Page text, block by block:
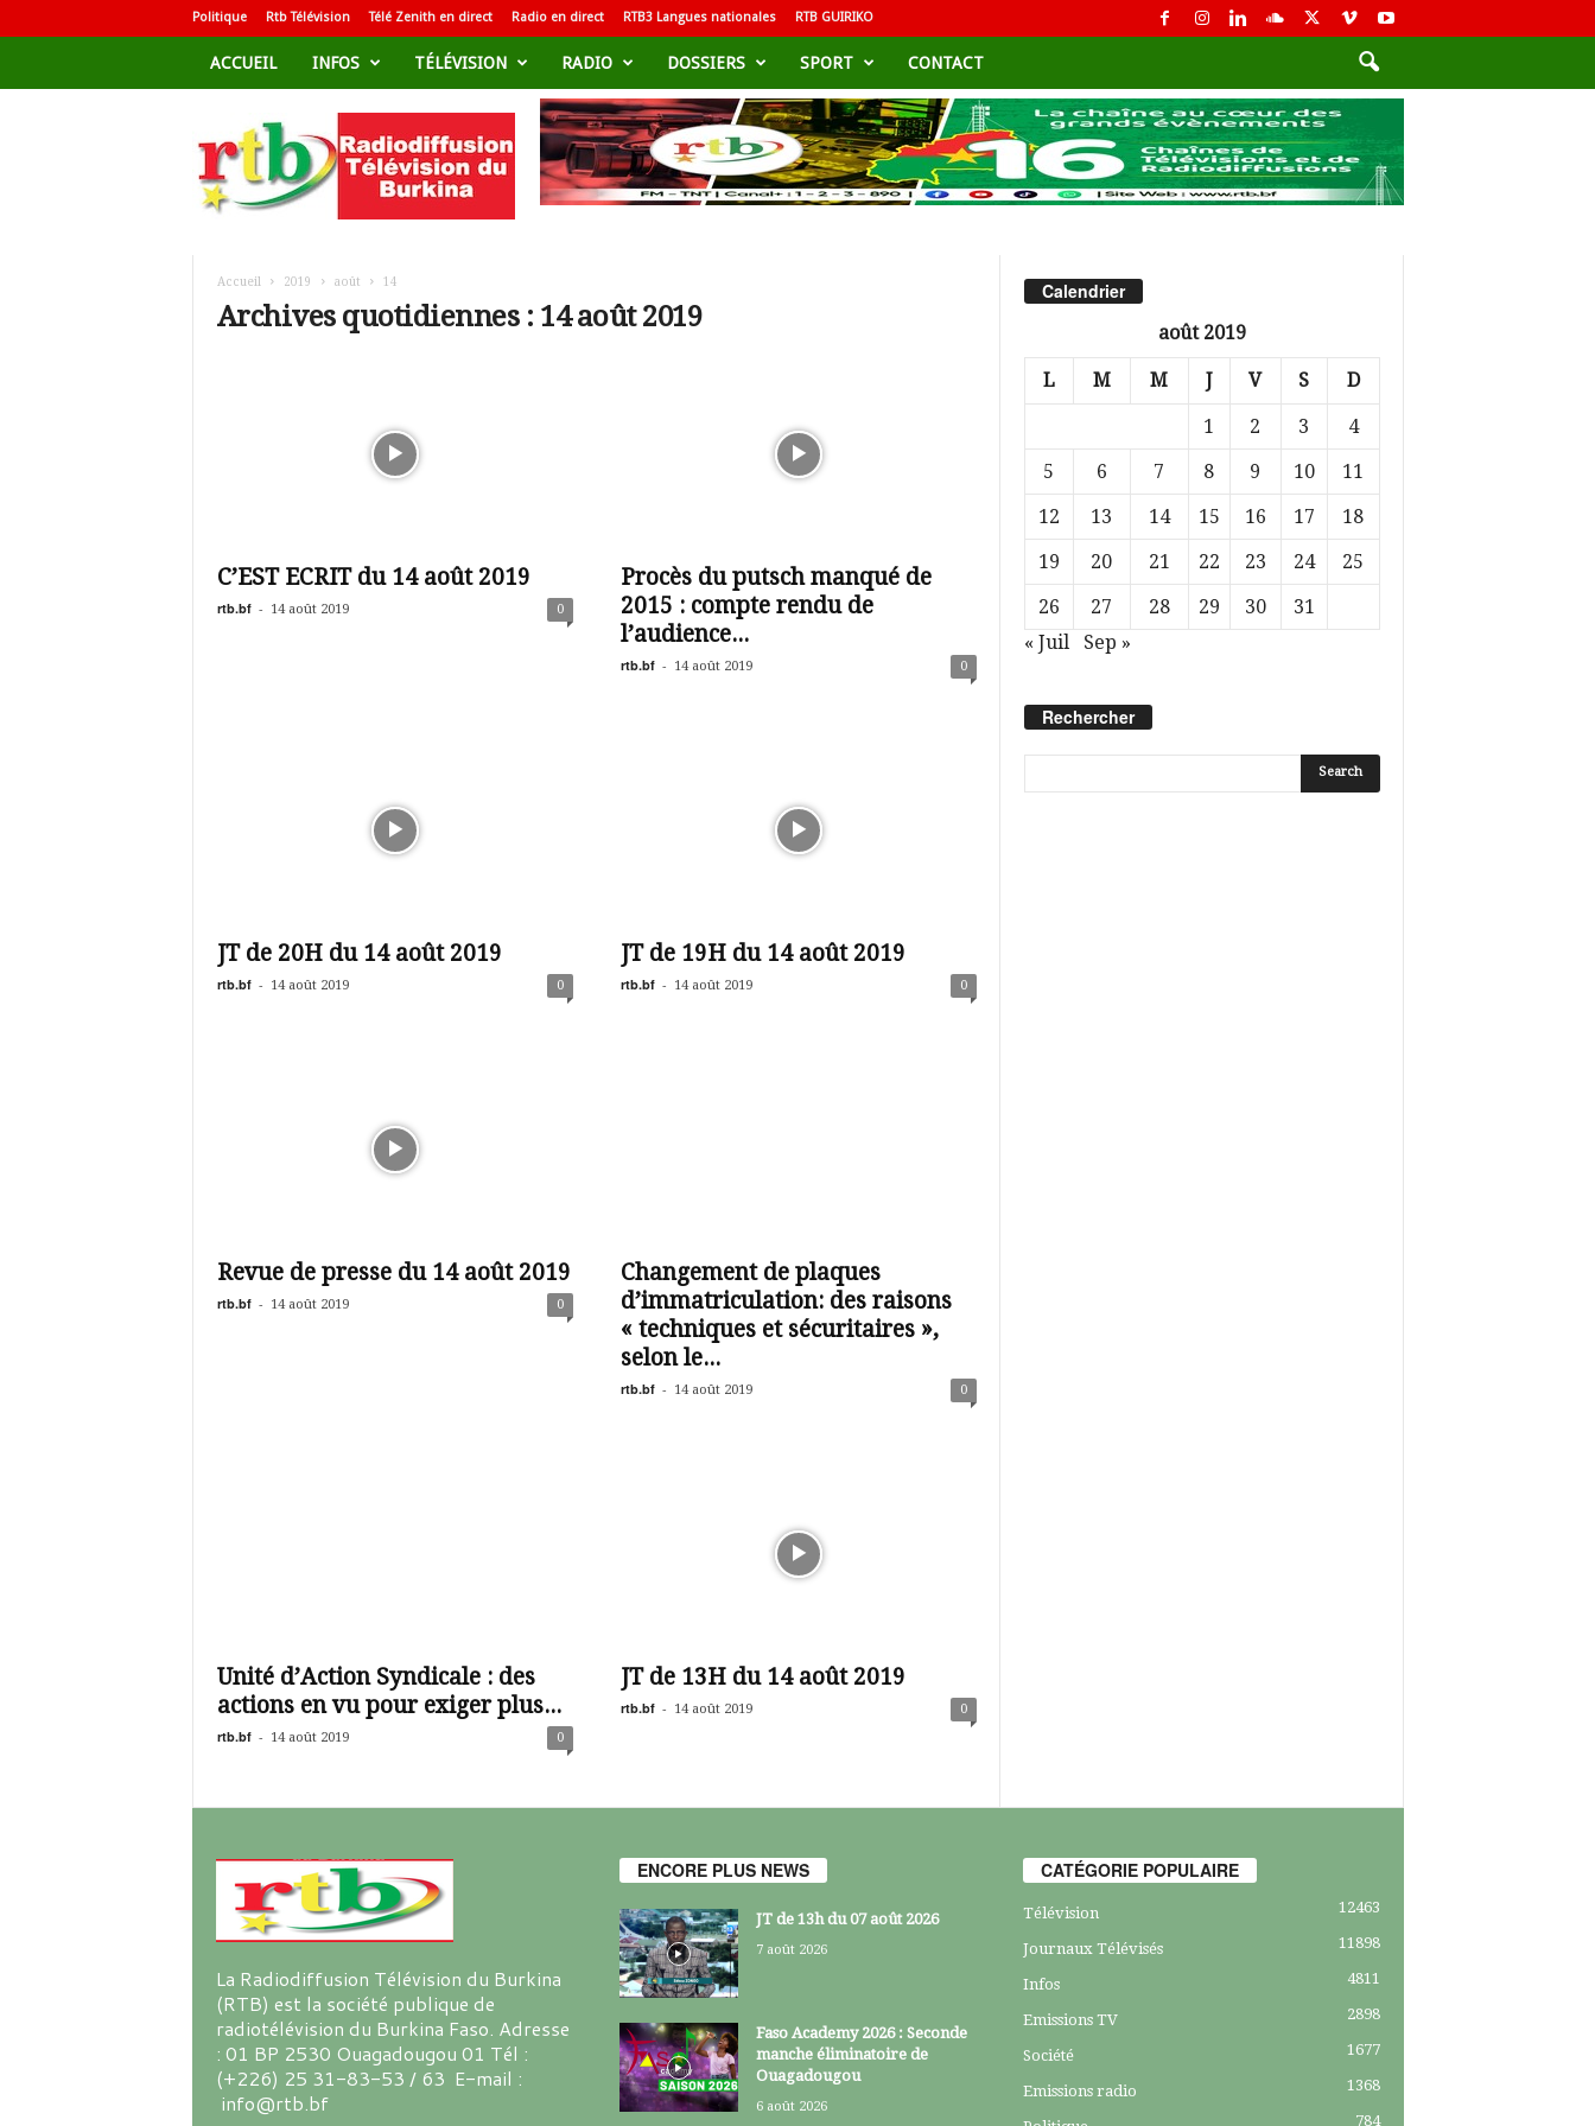
Politique Rtb Télévision Télé Zenith en direct Radio en direct RTB3 Langues nationales RTB GUIRIKO
ACCUEIL INFOS TÉLÉVISION RADIO DOSSIERS SPORT CONTACT
d
i
Accueil 2019 août 14
Archives quotidiennes : 14 août 2019
C’EST ECRIT du 14 août 2019
rtb.bf - 14 août 2019 0
Procès du putsch manqué de
2015 : compte rendu de
l’audience...
rtb.bf - 14 août 2019 0
JT de 20H du 14 août 2019
rtb.bf - 14 août 2019 0
JT de 19H du 14 août 2019
rtb.bf - 14 août 2019 0
Revue de presse du 14 août 2019
rtb.bf - 14 août 2019 0
Changement de plaques
d’immatriculation: des raisons
« techniques et sécuritaires »,
selon le...
rtb.bf - 14 août 2019 0
Unité d’Action Syndicale : des
actions en vu pour exiger plus...
rtb.bf - 14 août 2019 0
JT de 13H du 14 août 2019
rtb.bf - 14 août 2019 0
Calendrier
août 2019
L M M J V S D
1 2 3
4
5
6 7 8 9 10
11
12
13 14 15 16 17
18
19
20 21 22 23 24
25
26
27 28 29 30
31
« Juil
Sep »
Rechercher
La Radiodiffusion Télévision du Burkina
(RTB) est la société publique de
radiotélévision du Burkina Faso. Adresse
: 01 BP 2530 Ouagadougou 01 Tél :
(+226) 25 31-83-53 / 63 E-mail :
info@rtb.bf
ENCORE PLUS NEWS
JT de 13h du 07 août 2026
7 août 2026
Faso Academy 2026 : Seconde
manche éliminatoire de
Ouagadougou
6 août 2026
CATÉGORIE POPULAIRE
Télévision 12463
Journaux Télévisés 11898
Infos 4811
Emissions TV 2898
Société 1677
Emissions radio 1368
784